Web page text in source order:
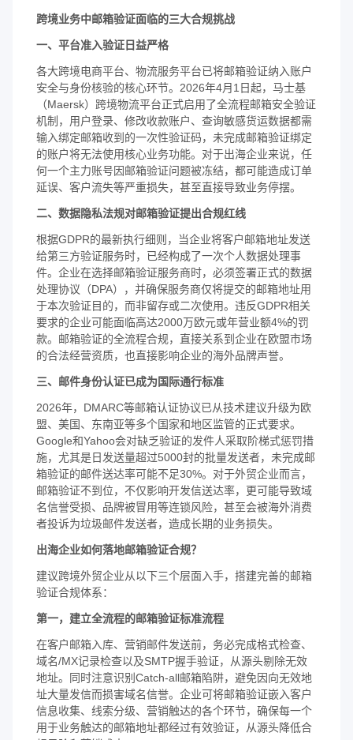
跨境业务中邮箱验证面临的三大合规挑战
一、平台准入验证日益严格
各大跨境电商平台、物流服务平台已将邮箱验证纳入账户
安全与身份核验的核心环节。2026年4月1日起，马士基
（Maersk）跨境物流平台正式启用了全流程邮箱安全验证
机制，用户登录、修改收款账户、查询敏感货运数据都需
输入绑定邮箱收到的一次性验证码，未完成邮箱验证绑定
的账户将无法使用核心业务功能。对于出海企业来说，任
何一个主力账号因邮箱验证问题被冻结，都可能造成订单
延误、客户流失等严重损失，甚至直接导致业务停摆。
二、数据隐私法规对邮箱验证提出合规红线
根据GDPR的最新执行细则，当企业将客户邮箱地址发送
给第三方验证服务时，已经构成了一次个人数据处理事
件。企业在选择邮箱验证服务商时，必须签署正式的数据
处理协议（DPA），并确保服务商仅将提交的邮箱地址用
于本次验证目的，而非留存或二次使用。违反GDPR相关
要求的企业可能面临高达2000万欧元或年营业额4%的罚
款。邮箱验证的全流程合规，直接关系到企业在欧盟市场
的合法经营资质，也直接影响企业的海外品牌声誉。
三、邮件身份认证已成为国际通行标准
2026年，DMARC等邮箱认证协议已从技术建议升级为欧
盟、美国、东南亚等多个国家和地区监管的正式要求。
Google和Yahoo会对缺乏验证的发件人采取阶梯式惩罚措
施，尤其是日发送量超过5000封的批量发送者，未完成邮
箱验证的邮件送达率可能不足30%。对于外贸企业而言，
邮箱验证不到位，不仅影响开发信送达率，更可能导致域
名信誉受损、品牌被冒用等连锁风险，甚至会被海外消费
者投诉为垃圾邮件发送者，造成长期的业务损失。
出海企业如何落地邮箱验证合规？
建议跨境外贸企业从以下三个层面入手，搭建完善的邮箱
验证合规体系：
第一，建立全流程的邮箱验证标准流程
在客户邮箱入库、营销邮件发送前，务必完成格式检查、
域名/MX记录检查以及SMTP握手验证，从源头剔除无效
地址。同时注意识别Catch-all邮箱陷阱，避免因向无效地
址大量发信而损害域名信誉。企业可将邮箱验证嵌入客户
信息收集、线索分级、营销触达的各个环节，确保每一个
用于业务触达的邮箱地址都经过有效验证，从源头降低合